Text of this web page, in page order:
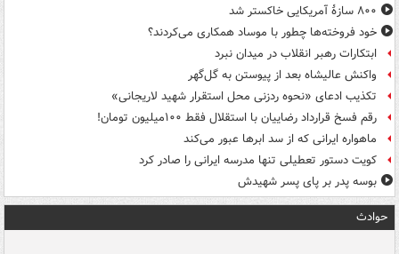
۸۰۰ سازۀ آمریکایی خاکستر شد
خود فروخته‌ها چطور با موساد همکاری می‌کردند؟
ابتکارات رهبر انقلاب در میدان نبرد
واکنش عالیشاه بعد از پیوستن به گل‌گهر
تکذیب ادعای «نحوه ردزنی محل استقرار شهید لاریجانی»
رقم فسخ قرارداد رضاییان با استقلال فقط ۱۰۰میلیون تومان!
ماهواره ایرانی که از سد ابرها عبور می‌کند
کویت دستور تعطیلی تنها مدرسه ایرانی را صادر کرد
بوسه‌ پدر بر پای پسر شهیدش
حوادث